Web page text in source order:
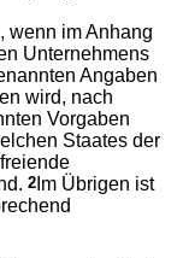
wenn im Anhang
Unternehmens
Angaben
wird, nach
Vorgaben
Staates der
2 Im Übrigen ist